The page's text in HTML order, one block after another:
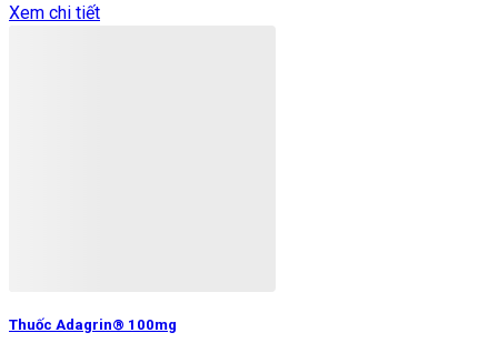
Xem chi tiết
Thuốc Adagrin® 100mg